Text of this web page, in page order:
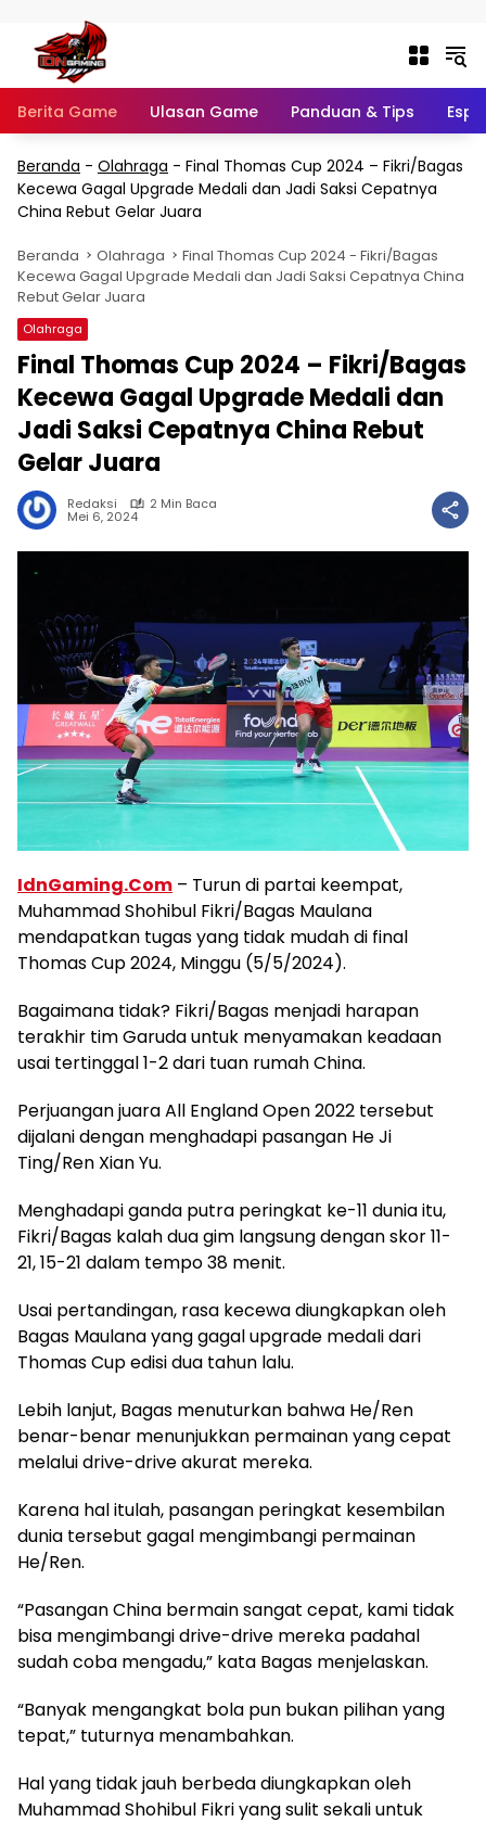
Berita Game Ulasan Game Panduan & Tips
Beranda - Olahraga - Final Thomas Cup 2024 – Fikri/Bagas
Kecewa Gagal Upgrade Medali dan Jadi Saksi Cepatnya
China Rebut Gelar Juara
Beranda Olahraga
Final Thomas Cup 2024 - Fikri/Bagas
Kecewa Gagal Upgrade Medali dan Jadi Saksi Cepatnya China
Rebut Gelar Juara
Olahraga
Final Thomas Cup 2024 – Fikri/Bagas
Kecewa Gagal Upgrade Medali dan
Jadi Saksi Cepatnya China Rebut
Gelar Juara
Redaksi 2 Min Baca
Mei 6, 2024
IdnGaming.Com – Turun di partai keempat,
Muhammad Shohibul Fikri/Bagas Maulana
mendapatkan tugas yang tidak mudah di final
Thomas Cup 2024, Minggu (5/5/2024).
Bagaimana tidak? Fikri/Bagas menjadi harapan
terakhir tim Garuda untuk menyamakan keadaan
usai tertinggal 1-2 dari tuan rumah China.
Perjuangan juara All England Open 2022 tersebut
dijalani dengan menghadapi pasangan He Ji
Ting/Ren Xian Yu.
Menghadapi ganda putra peringkat ke-11 dunia itu,
Fikri/Bagas kalah dua gim langsung dengan skor 11-
21, 15-21 dalam tempo 38 menit.
Usai pertandingan, rasa kecewa diungkapkan oleh
Bagas Maulana yang gagal upgrade medali dari
Thomas Cup edisi dua tahun lalu.
Lebih lanjut, Bagas menuturkan bahwa He/Ren
benar-benar menunjukkan permainan yang cepat
melalui drive-drive akurat mereka.
Karena hal itulah, pasangan peringkat kesembilan
dunia tersebut gagal mengimbangi permainan
He/Ren.
“Pasangan China bermain sangat cepat, kami tidak
bisa mengimbangi drive-drive mereka padahal
sudah coba mengadu,” kata Bagas menjelaskan.
“Banyak mengangkat bola pun bukan pilihan yang
tepat,” tuturnya menambahkan.
Hal yang tidak jauh berbeda diungkapkan oleh
Muhammad Shohibul Fikri yang sulit sekali untuk